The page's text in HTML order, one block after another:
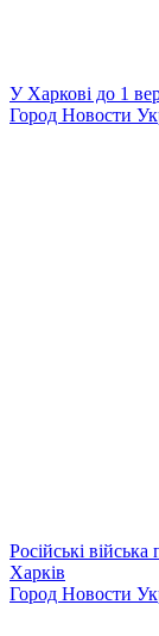
У Харкові до 1
Город Новости
Російські
Харків
Город Новости